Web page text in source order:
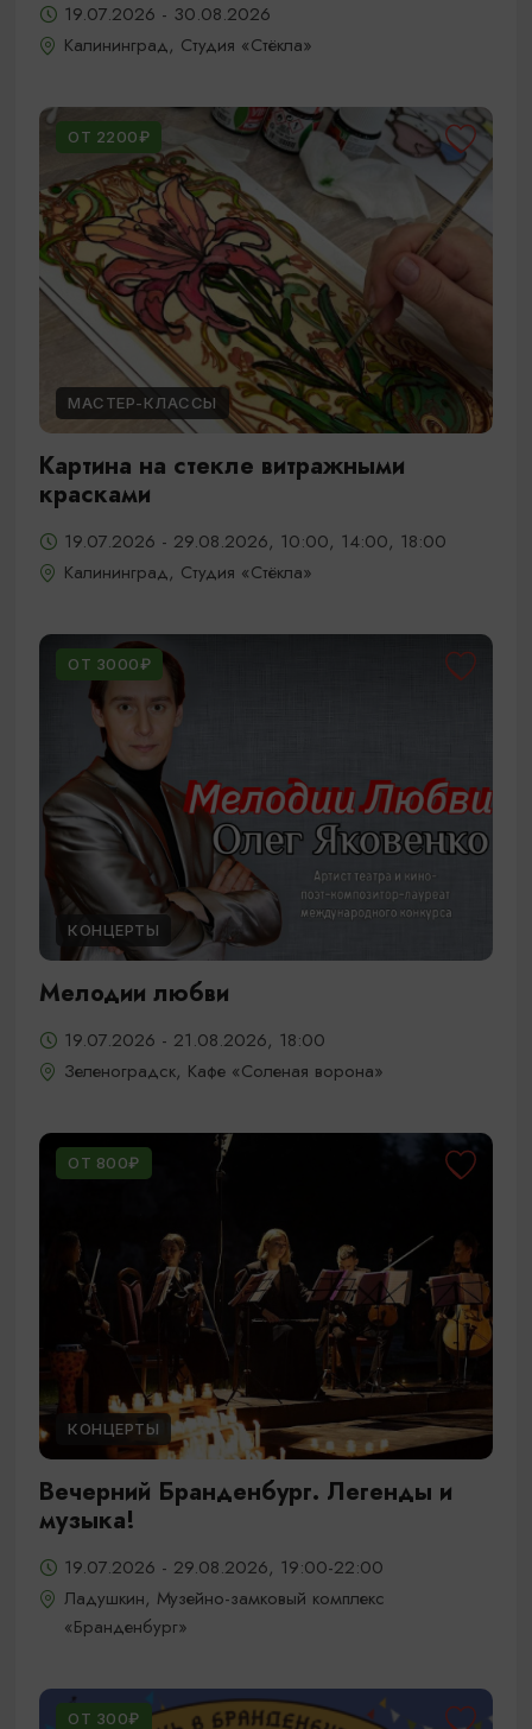
19.07.2026 - 30.08.2026
Калининград, Студия «Стёкла»
ОТ 2200₽
МАСТЕР-КЛАССЫ
Картина на стекле витражными
красками
19.07.2026 - 29.08.2026, 10:00, 14:00, 18:00
Калининград, Студия «Стёкла»
ОТ 3000₽
КОНЦЕРТЫ
Мелодии любви
19.07.2026 - 21.08.2026, 18:00
Зеленоградск, Кафе «Соленая ворона»
ОТ 800₽
КОНЦЕРТЫ
Вечерний Бранденбург. Легенды и
музыка!
19.07.2026 - 29.08.2026, 19:00-22:00
Ладушкин, Музейно-замковый комплекс
«Бранденбург»
ОТ 300₽